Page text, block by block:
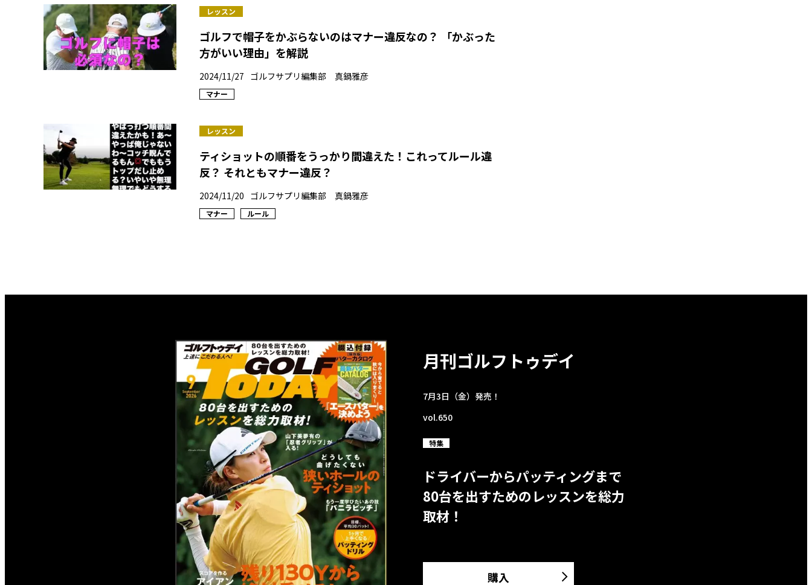
レッスン
ゴルフで帽子をかぶらないのはマナー違反なの？ 「かぶった
方がいい理由」を解説
2024/11/27 ゴルフサプリ編集部 真鍋雅彦
マナー
レッスン
ティショットの順番をうっかり間違えた！これってルール違
反？ それともマナー違反？
2024/11/20 ゴルフサプリ編集部 真鍋雅彦
マナー ルール
月刊ゴルフトゥデイ
7月3日（金）発売！
vol.650
特集
ドライバーからパッティングまで
80台を出すためのレッスンを総力
取材！
購入